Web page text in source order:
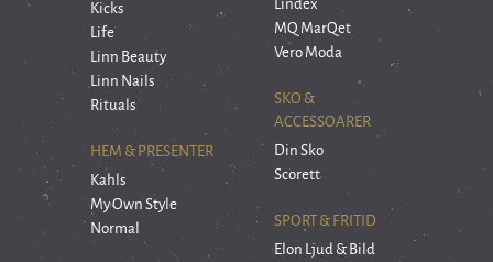
Kicks
Life
Linn Beauty
Linn Nails
Rituals
HEM & PRESENTER
Kahls
My Own Style
Normal
MQ MarQet
Vero Moda
SKO &
ACCESSOARER
Din Sko
Scorett
SPORT & FRITID
Elon Ljud & Bild